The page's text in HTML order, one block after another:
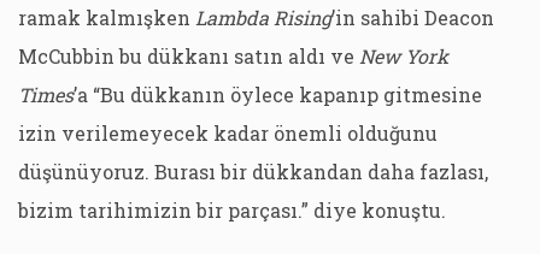
ramak kalmışken Lambda Rising’in sahibi Deacon
McCubbin bu dükkanı satın aldı ve New York
Times’a “Bu dükkanın öylece kapanıp gitmesine
izin verilemeyecek kadar önemli olduğunu
düşünüyoruz. Burası bir dükkandan daha fazlası,
bizim tarihimizin bir parçası.” diye konuştu.